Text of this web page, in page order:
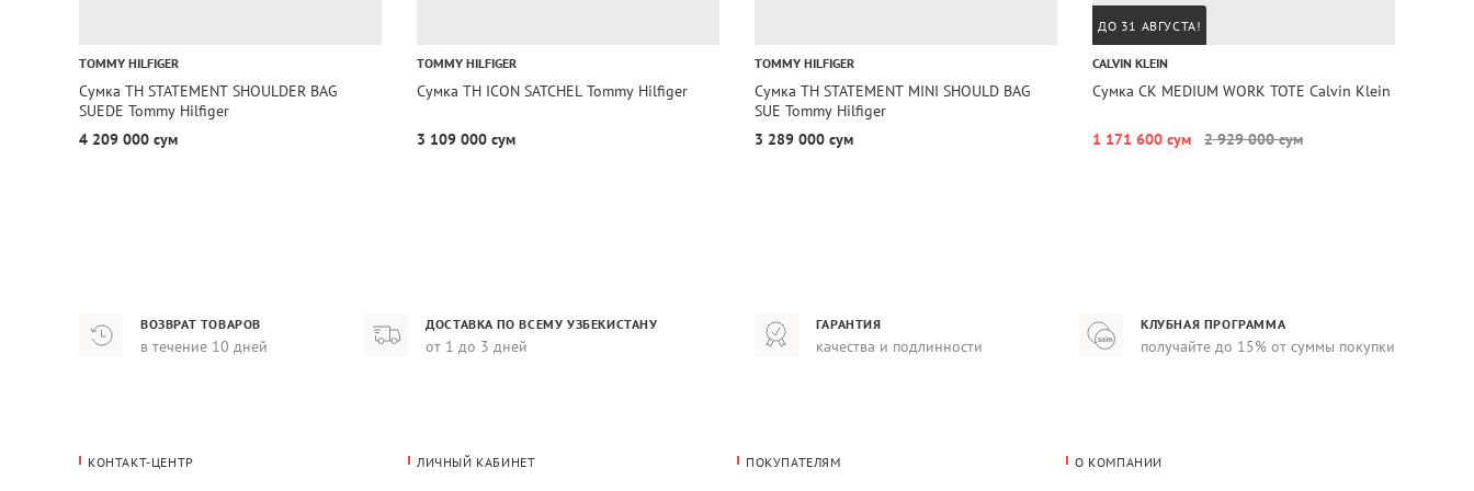
TOMMY HILFIGER
Сумка TH STATEMENT SHOULDER BAG
SUEDE Tommy Hilfiger
4 209 000 сум
TOMMY HILFIGER
Сумка TH ICON SATCHEL Tommy Hilfiger
3 109 000 сум
TOMMY HILFIGER
Сумка TH STATEMENT MINI SHOULD BAG
SUE Tommy Hilfiger
3 289 000 сум
ДО 31 АВГУСТА!
CALVIN KLEIN
Сумка CK MEDIUM WORK TOTE Calvin Klein
1 171 600 сум 2 929 000 сум
ВОЗВРАТ ТОВАРОВ
в течение 10 дней
ДОСТАВКА ПО ВСЕМУ УЗБЕКИСТАНУ
от 1 до 3 дней
ГАРАНТИЯ
качества и подлинности
КЛУБНАЯ ПРОГРАММА
получайте до 15% от суммы покупки
КОНТАКТ-ЦЕНТР ЛИЧНЫЙ КАБИНЕТ ПОКУПАТЕЛЯМ О КОМПАНИИ